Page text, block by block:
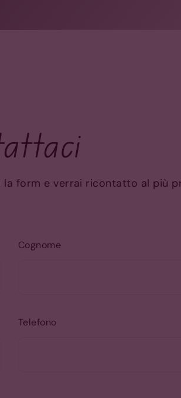
la form e verrai ricontatto al più
Cognome
Telefono